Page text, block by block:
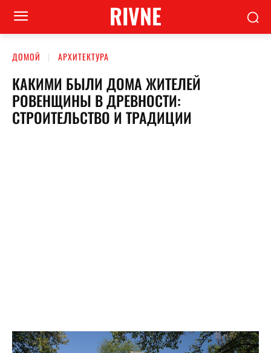
RIVNE
ДОМОЙ АРХИТЕКТУРА
КАКИМИ БЫЛИ ДОМА ЖИТЕЛЕЙ
РОВЕНЩИНЫ В ДРЕВНОСТИ:
СТРОИТЕЛЬСТВО И ТРАДИЦИИ